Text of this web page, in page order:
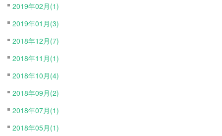
2019年02月(1)
2019年01月(3)
2018年12月(7)
2018年11月(1)
2018年10月(4)
2018年09月(2)
2018年07月(1)
2018年05月(1)